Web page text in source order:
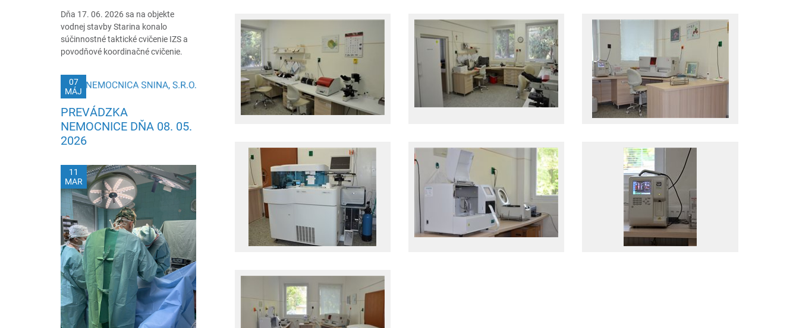
Dňa 17. 06. 2026 sa na objekte
vodnej stavby Starina konalo
súčinnostné taktické cvičenie IZS a
povodňové koordinačné cvičenie.
07
MÁJ
PREVÁDZKA
NEMOCNICE DŇA 08. 05.
2026
11
MAR